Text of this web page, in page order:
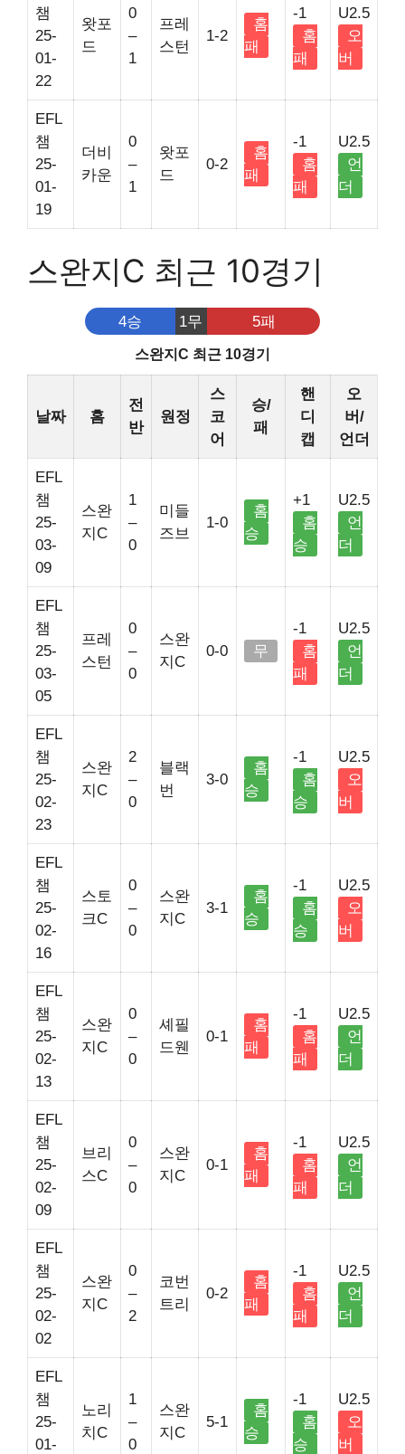
챔
25-
01-
22
왓포
드
0
–
1
프레
스턴
1-2
홈
패
-1
홈
패
U2.5
오
버
EFL
챔
25-
01-
19
더비
카운
0
–
1
왓포
드
0-2
홈
패
-1
홈
패
U2.5
언
더
스완지C 최근 10경기
4승 1무 5패
스완지C 최근 10경기
날짜 홈
전
반
원정
스
코
어
승/
패
핸
디
캡
오
버/
언더
EFL
챔
25-
03-
09
스완
지C
1
–
0
미들
즈브
1-0
홈
승
+1
홈
승
U2.5
언
더
EFL
챔
25-
03-
05
프레
스턴
0
–
0
스완
지C
0-0 무
-1
홈
패
U2.5
언
더
EFL
챔
25-
02-
23
스완
지C
2
–
0
블랙
번
3-0
홈
승
-1
홈
승
U2.5
오
버
EFL
챔
25-
02-
16
스토
크C
0
–
0
스완
지C
3-1
홈
승
-1
홈
승
U2.5
오
버
EFL
챔
25-
02-
13
스완
지C
0
–
0
셰필
드웬
0-1
홈
패
-1
홈
패
U2.5
언
더
EFL
챔
25-
02-
09
브리
스C
0
–
0
스완
지C
0-1
홈
패
-1
홈
패
U2.5
언
더
EFL
챔
25-
02-
02
스완
지C
0
–
2
코번
트리
0-2
홈
패
-1
홈
패
U2.5
언
더
EFL
챔
25-
01-
노리
치C
1
–
0
스완
지C
5-1
홈
승
-1
홈
승
U2.5
오
버